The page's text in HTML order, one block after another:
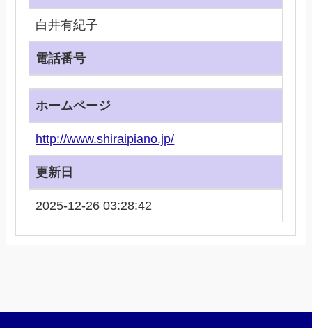
白井有紀子
電話番号
ホームページ
http://www.shiraipiano.jp/
更新日
2025-12-26 03:28:42